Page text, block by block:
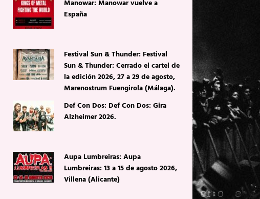
Manowar: Manowar vuelve a
España
Festival Sun & Thunder: Festival
Sun & Thunder: Cerrado el cartel de
la edición 2026, 27 a 29 de agosto,
Marenostrum Fuengirola (Málaga).
Def Con Dos: Def Con Dos: Gira
Alzheimer 2026.
Aupa Lumbreiras: Aupa
Lumbreiras: 13 a 15 de agosto 2026,
Villena (Alicante)